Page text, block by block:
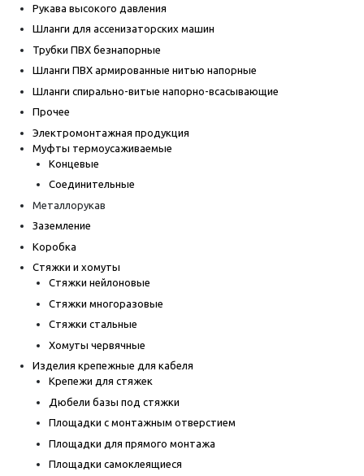
Рукава высокого давления
Шланги для ассенизаторских машин
Трубки ПВХ безнапорные
Шланги ПВХ армированные нитью напорные
Шланги спирально-витые напорно-всасывающие
Прочее
Электромонтажная продукция
Муфты термоусаживаемые
Концевые
Соединительные
Металлорукав
Заземление
Коробка
Стяжки и хомуты
Стяжки нейлоновые
Стяжки многоразовые
Стяжки стальные
Хомуты червячные
Изделия крепежные для кабеля
Крепежи для стяжек
Дюбели базы под стяжки
Площадки с монтажным отверстием
Площадки для прямого монтажа
Площадки самоклеящиеся